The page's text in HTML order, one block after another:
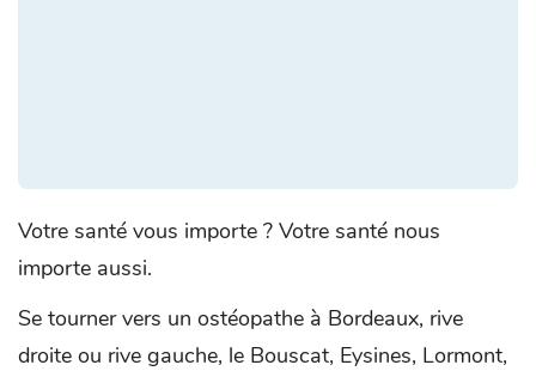
Votre santé vous importe ? Votre santé nous
importe aussi.
Se tourner vers un ostéopathe à Bordeaux, rive
droite ou rive gauche, le Bouscat, Eysines, Lormont,